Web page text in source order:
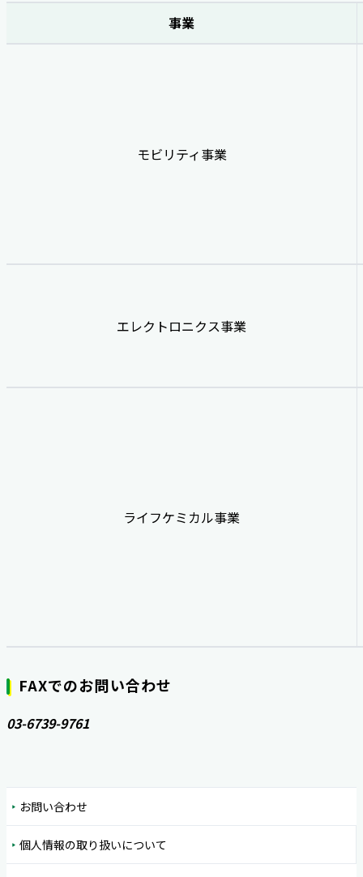
事業
モビリティ事業
エレクトロニクス事業
ライフケミカル事業
FAXでのお問い合わせ
03-6739-9761
お問い合わせ
個人情報の取り扱いについて